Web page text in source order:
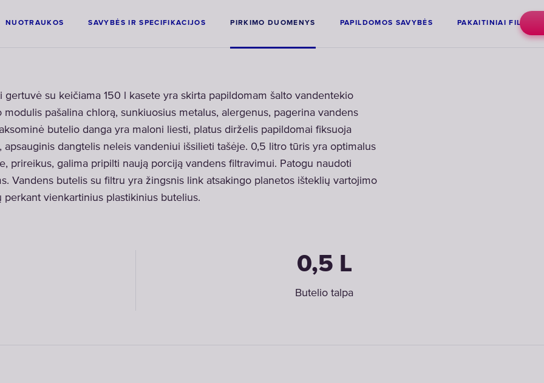
NUOTRAUKOS SAVYBĖS IR SPECIFIKACIJOS PIRKIMO DUOMENYS PAPILDOMOS SAVYBĖS PAKAITINIAI FILTRAI
gertuvė su keičiama 150 l kasete yra skirta papildomam šalto vandentekio
pašalina chlorą, sunkiuosius metalus, alergenus, pagerina vandens
butelio danga yra maloni liesti, platus dirželis papildomai fiksuoja
apsauginis dangtelis neleis vandeniui išsilieti tašėje. 0,5 litro tūris yra optimalus
prireikus, galima pripilti naują porciją vandens filtravimui. Patogu naudoti
Vandens butelis su filtru yra žingsnis link atsakingo planetos išteklių vartojimo
perkant vienkartinius plastikinius butelius.
0,5 L
Butelio talpa